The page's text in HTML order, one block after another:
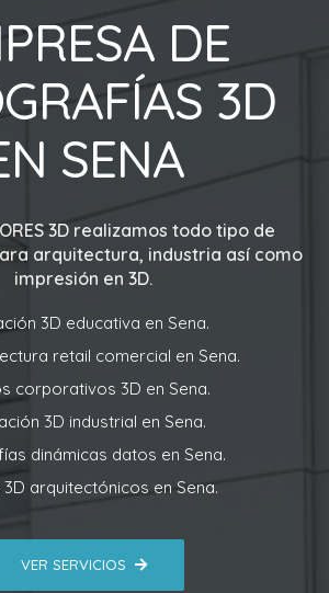
DE
3D
SENA
3Drealizamos todo tipo de
arquitectura, industria así como
impresión en 3D.
3D educativa en Sena.
retail comercial en Sena.
corporativos 3D en Sena.
3D industrial en Sena.
dinámicas datos en Sena.
3D arquitectónicos en Sena.
VER SERVICIOS